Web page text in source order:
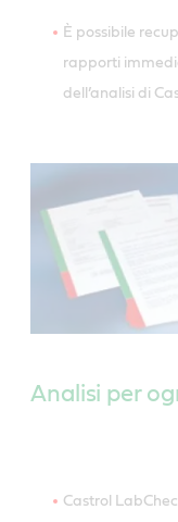
È possibile
rapporti
dell’analisi di
Analisi per
Castrol